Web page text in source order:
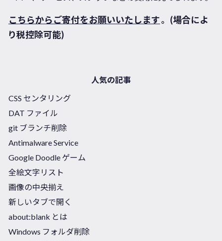
こちらからご寄付をお願いいたします。(場合によ
り税控除可能)
人気の記事
CSS センタリング
DAT ファイル
git ブランチ削除
Antimalware Service
Google Doodle ゲーム
全絵文字リスト
画像の中央揃え
新しいタブで開く
about:blank とは
Windows フォルダ削除